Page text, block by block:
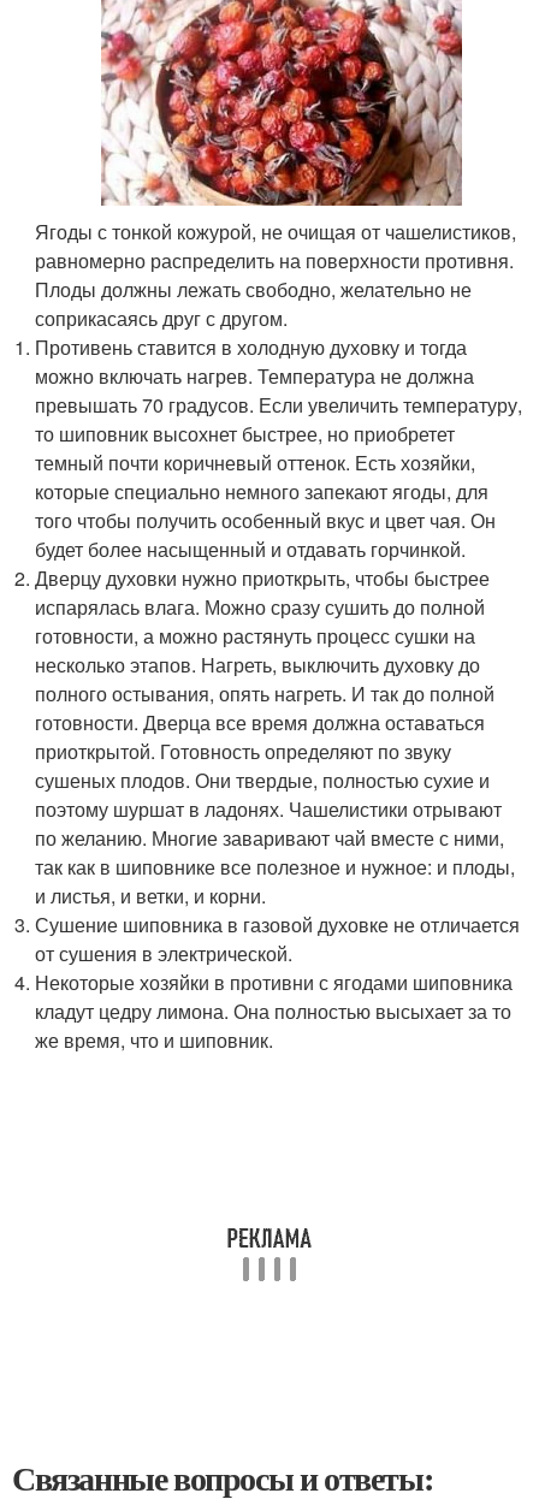
Ягоды с тонкой кожурой, не очищая от чашелистиков,
равномерно распределить на поверхности противня.
Плоды должны лежать свободно, желательно не
соприкасаясь друг с другом.
Противень ставится в холодную духовку и тогда
можно включать нагрев. Температура не должна
превышать 70 градусов. Если увеличить температуру,
то шиповник высохнет быстрее, но приобретет
темный почти коричневый оттенок. Есть хозяйки,
которые специально немного запекают ягоды, для
того чтобы получить особенный вкус и цвет чая. Он
будет более насыщенный и отдавать горчинкой.
Дверцу духовки нужно приоткрыть, чтобы быстрее
испарялась влага. Можно сразу сушить до полной
готовности, а можно растянуть процесс сушки на
несколько этапов. Нагреть, выключить духовку до
полного остывания, опять нагреть. И так до полной
готовности. Дверца все время должна оставаться
приоткрытой. Готовность определяют по звуку
сушеных плодов. Они твердые, полностью сухие и
поэтому шуршат в ладонях. Чашелистики отрывают
по желанию. Многие заваривают чай вместе с ними,
так как в шиповнике все полезное и нужное: и плоды,
и листья, и ветки, и корни.
Сушение шиповника в газовой духовке не отличается
от сушения в электрической.
Некоторые хозяйки в противни с ягодами шиповника
кладут цедру лимона. Она полностью высыхает за то
же время, что и шиповник.
Связанные вопросы и ответы: